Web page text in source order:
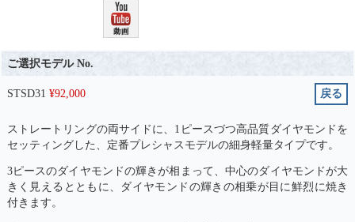
ご選択モデル No.
STSD31 ¥92,000 戻る
ストレートリングの両サイドに、1ピースづつ高品質ダイヤモンドを
セッティングした、定番プレシャスモデルの細身軽量タイプです。
3ピースのダイヤモンドの輝きが相まって、中心のダイヤモンドが大
きく見えるとともに、ダイヤモンドの輝きの相乗が目に鮮烈に焼き
付きます。